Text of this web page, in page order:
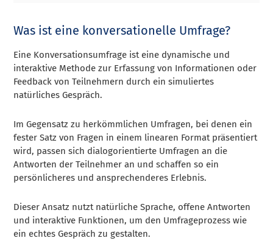
Was ist eine konversationelle Umfrage?
Eine Konversationsumfrage ist eine dynamische und
interaktive Methode zur Erfassung von Informationen oder
Feedback von Teilnehmern durch ein simuliertes
natürliches Gespräch.
Im Gegensatz zu herkömmlichen Umfragen, bei denen ein
fester Satz von Fragen in einem linearen Format präsentiert
wird, passen sich dialogorientierte Umfragen an die
Antworten der Teilnehmer an und schaffen so ein
persönlicheres und ansprechenderes Erlebnis.
Dieser Ansatz nutzt natürliche Sprache, offene Antworten
und interaktive Funktionen, um den Umfrageprozess wie
ein echtes Gespräch zu gestalten.